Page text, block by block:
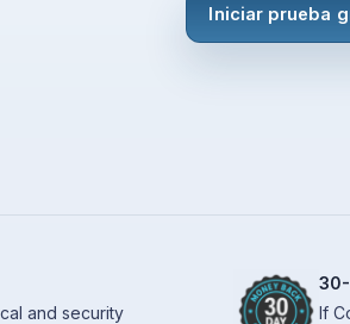
Iniciar prueba
and security
If